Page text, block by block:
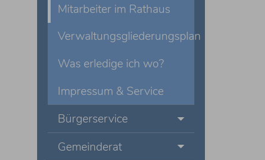
Mitarbeiter im Rathaus
Verwaltungsgliederungsplan
Was erledige ich wo?
Impressum & Service
Bürgerservice
Gemeinderat